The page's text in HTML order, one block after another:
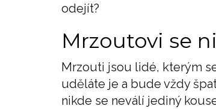
odejít?
Mrzoutovi se
Mrzouti jsou lidé, kterým
uděláte je a bude vždy
nikde se neválí jediný